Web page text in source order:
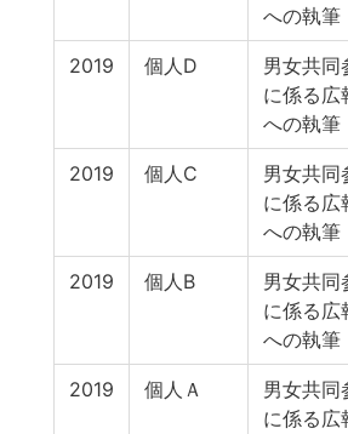
への執筆
2019 個人D
男女共同
に係る広
への執筆
2019 個人C
男女共同
に係る広
への執筆
2019 個人B
男女共同
に係る広
への執筆
2019 個人Ａ
男女共同
に係る広